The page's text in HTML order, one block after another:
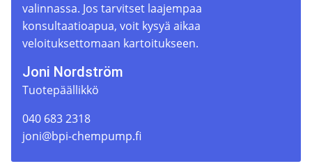
valinnassa. Jos tarvitset laajempaa
konsultaatioapua, voit kysyä aikaa
veloituksettomaan kartoitukseen.
Joni Nordström
Tuotepäällikkö
040 683 2318
joni@bpi-chempump.fi